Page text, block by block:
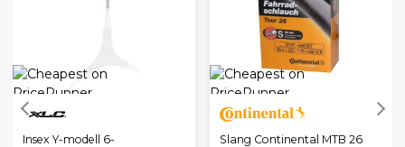
Insex Y-modell 6-
Slang Continental MTB 26